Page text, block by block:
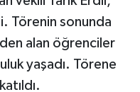
Törenin sonunda
alan öğrenciler
yaşadı. Törene